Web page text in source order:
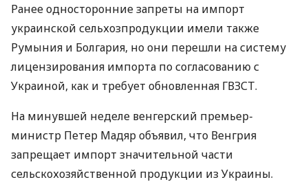
Ранее односторонние запреты на импорт
украинской сельхозпродукции имели также
Румыния и Болгария, но они перешли на систему
лицензирования импорта по согласованию с
Украиной, как и требует обновленная ГВЗСТ.
На минувшей неделе венгерский премьер-
министр Петер Мадяр объявил, что Венгрия
запрещает импорт значительной части
сельскохозяйственной продукции из Украины.